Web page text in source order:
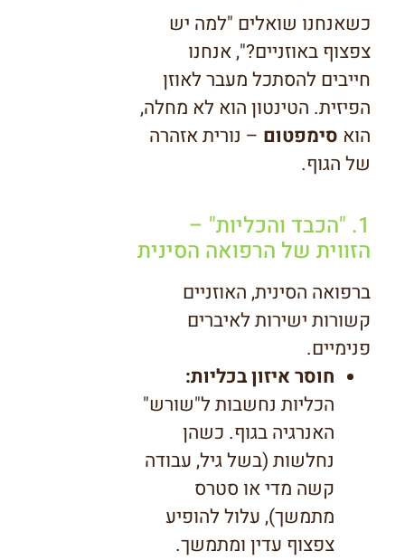
כשאנחנו שואלים "למה יש
צפצוף באוזניים?", אנחנו
חייבים להסתכל מעבר לאוזן
הפיזית. הטינטון הוא לא מחלה,
הוא סימפטום – נורית אזהרה
של הגוף.
1. "הכבד והכליות" –
הזווית של הרפואה הסינית
ברפואה הסינית, האוזניים
קשורות ישירות לאיברים
פנימיים.
חוסר איזון בכליות:
הכליות נחשבות ל"שורש"
האנרגיה בגוף. כשהן
נחלשות (בשל גיל, עבודה
קשה מדי או סטרס
מתמשך), עלול להופיע
צפצוף עדין ומתמשך.